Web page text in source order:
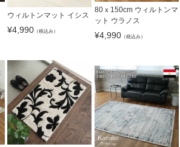
ウィルトンマット イシス
¥4,990 （税込み）
80ｘ150cm ウィルトンマ
ット ウラノス
¥4,990（税込み）